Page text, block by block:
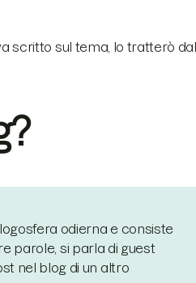
scritto sul tema, lo tratterò dal
odierna e consiste
parole, si parla di guest
nel blog di un altro